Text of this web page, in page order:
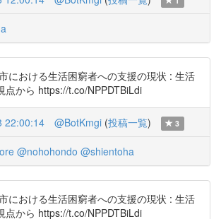
における生活困窮者への支援の現状 : 生活
点から https://t.co/NPPDTBiLdi
22:00:14 @BotKmgi (投稿一覧) 3
@nohohondo @shientoha
における生活困窮者への支援の現状 : 生活
点から https://t.co/NPPDTBiLdi